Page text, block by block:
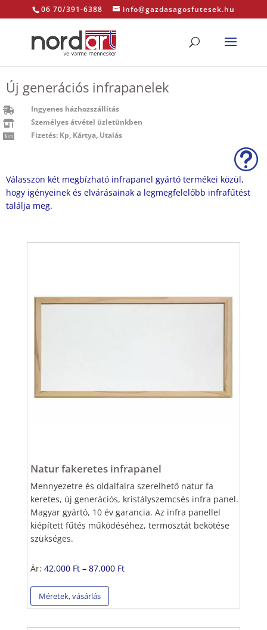
06 70/391-6388 info@gazdasagosfutesek.hu
Új generációs infrapanelek
 Ingyenes házhozszállítás
 Személyes átvétel üzletünkben
 Fizetés: Kp, Kártya, Utalás
t
Válasszon két megbízható infrapanel gyártó termékei közül,
hogy igényeinek és elvárásainak a legmegfelelőbb infrafűtést
találja meg.
Natur fakeretes infrapanel
Mennyezetre és oldalfalra szerelhető natur fa
keretes, új generációs, kristályszemcsés infra panel.
Magyar gyártó, 10 év garancia. Az infra panellel
kiépített fűtés működéséhez, termosztát bekötése
szükséges.
Ár: 42.000 Ft – 87.000 Ft
Méretek, vásárlás